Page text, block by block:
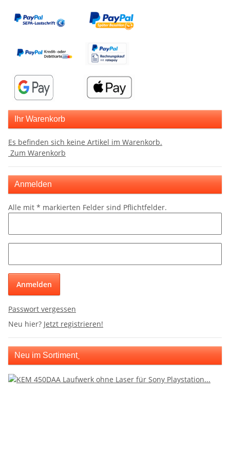
Ihr Warenkorb
Es befinden sich keine Artikel im Warenkorb.
Zum Warenkorb
Anmelden
Alle mit * markierten Felder sind Pflichtfelder.
Anmelden
Passwort vergessen
Neu hier? Jetzt registrieren!
Neu im Sortiment